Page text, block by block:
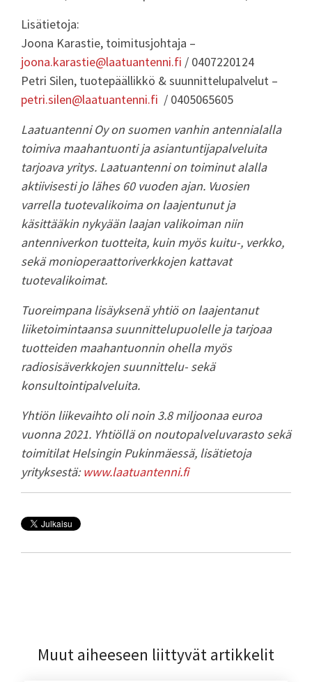
Lisätietoja:
Joona Karastie, toimitusjohtaja –
joona.karastie@laatuantenni.fi / 0407220124
Petri Silen, tuotepäällikkö & suunnittelupalvelut –
petri.silen@laatuantenni.fi / 0405065605
Laatuantenni Oy on suomen vanhin antennialalla
toimiva maahantuonti ja asiantuntijapalveluita
tarjoava yritys. Laatuantenni on toiminut alalla
aktiivisesti jo lähes 60 vuoden ajan. Vuosien
varrella tuotevalikoima on laajentunut ja
käsittääkin nykyään laajan valikoiman niin
antenniverkon tuotteita, kuin myös kuitu-, verkko,
sekä monioperaattoriverkkojen kattavat
tuotevalikoimat.
Tuoreimpana lisäyksenä yhtiö on laajentanut
liiketoimintaansa suunnittelupuolelle ja tarjoaa
tuotteiden maahantuonnin ohella myös
radiosisäverkkojen suunnittelu- sekä
konsultointipalveluita.
Yhtiön liikevaihto oli noin 3.8 miljoonaa euroa
vuonna 2021. Yhtiöllä on noutopalveluvarasto sekä
toimitilat Helsingin Pukinmäessä, lisätietoja
yrityksestä:www.laatuantenni.fi
Muut aiheeseen liittyvät artikkelit